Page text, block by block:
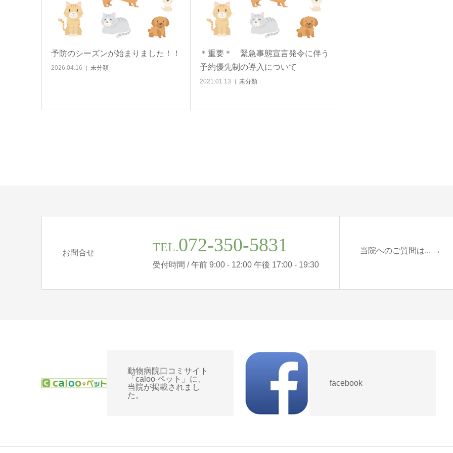
予防のシーズンが始まりました！！
2026.04.16 未分類
＊重要＊ 緊急事態宣言発令に伴う
予約優先制の導入について
2021.01.13 未分類
お問合せ TEL.072-350-5831
受付時間 / 午前 9:00 - 12:00 午後 17:00 - 19:30
当院へのご質問は... →
動物病院口コミサイト
「caloo ペット」に、
当院が掲載されまし
た。
facebook